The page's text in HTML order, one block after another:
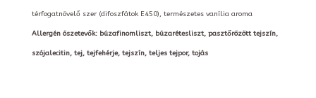
térfogatnövelő szer (difoszfátok E450), természetes vanília aroma
Allergén öszetevők: búzafinomliszt, búzarétesliszt, pasztőrözött tejszín,
szójalecitin, tej, tejfehérje, tejszín, teljes tejpor, tojás